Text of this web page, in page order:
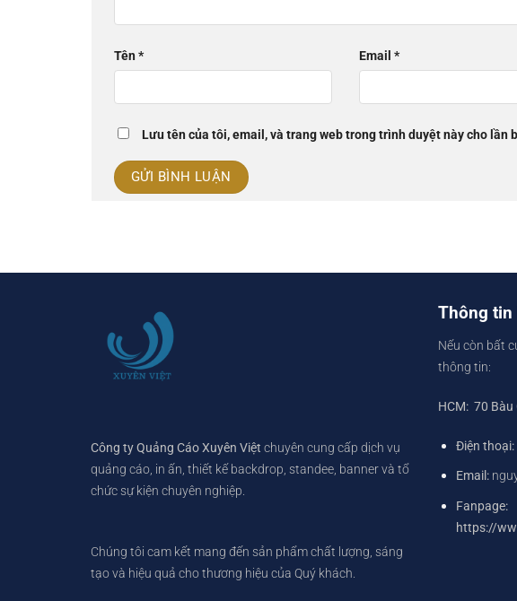
Tên* Email*
Lưu tên của tôi, email, và trang web trong trình duyệt này cho lần
Công ty Quảng Cáo Xuyên Việt chuyên cung cấp dịch vụ
quảng cáo, in ấn, thiết kế backdrop, standee, banner và tổ
chức sự kiện chuyên nghiệp.
Chúng tôi cam kết mang đến sản phẩm chất lượng, sáng
tạo và hiệu quả cho thương hiệu của Quý khách.
Thông tin
Nếu còn bất
thông tin:
HCM: 70 Bàu
Điện
Email:
Fanpage:
https://